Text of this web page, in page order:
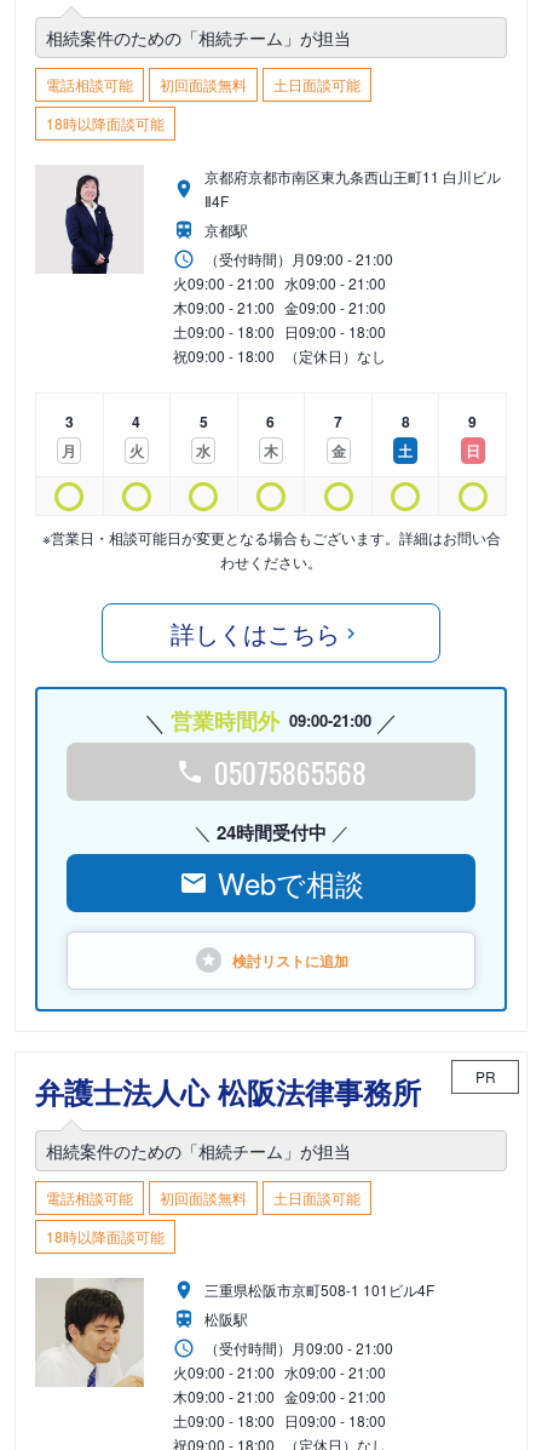
相続案件のための「相続チーム」が担当
電話相談可能 初回面談無料
土日面談可能
18時以降面談可能
京都府京都市南区東九条西山王町11 白川ビル
Ⅱ4F
京都駅
（受付時間） 月09:00 - 21:00
火09:00 - 21:00 水09:00 - 21:00
木09:00 - 21:00 金09:00 - 21:00
土09:00 - 18:00 日09:00 - 18:00
祝09:00 - 18:00 （定休日）なし
3
月
4
火
5
水
6
木
7
金
8
土
9
日
※営業日・相談可能日が変更となる場合もございます。詳細はお問い合
わせください。
詳しくはこちら
営業時間外 09:00-21:00
05075865568
24時間受付中
Webで相談
検討リストに追加
弁護士法人心 松阪法律事務所 PR
相続案件のための「相続チーム」が担当
電話相談可能 初回面談無料
土日面談可能
18時以降面談可能
三重県松阪市京町508-1 101ビル4F
松阪駅
（受付時間） 月09:00 - 21:00
火09:00 - 21:00 水09:00 - 21:00
木09:00 - 21:00 金09:00 - 21:00
土09:00 - 18:00 日09:00 - 18:00
祝09:00 - 18:00 （定休日）なし